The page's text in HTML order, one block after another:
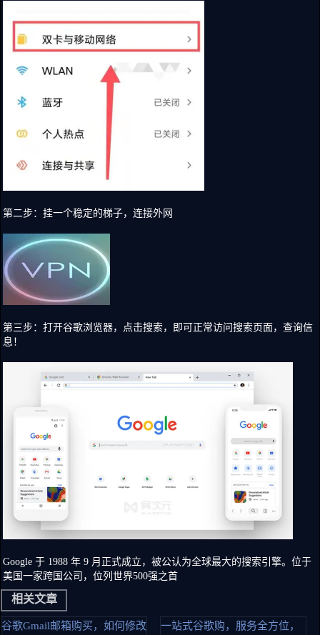
第二步：挂一个稳定的梯子，连接外网
第三步：打开谷歌浏览器，点击搜索，即可正常访问搜索页面，查询信
息！
Google 于 1988 年 9 月正式成立，被公认为全球最大的搜索引擎。位于
美国一家跨国公司，位列世界500强之首
相关文章
谷歌Gmail邮箱购买，如何修改 一站式谷歌购，服务全方位，